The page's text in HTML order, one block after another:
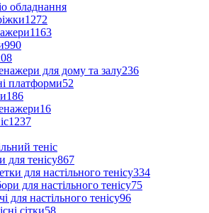
обладнання
1272
1163
990
для дому та залу236
платформи52
186
16
1237
теніс
для тенісу867
для настільного тенісу334
для настільного тенісу75
для настільного тенісу96
сітки58